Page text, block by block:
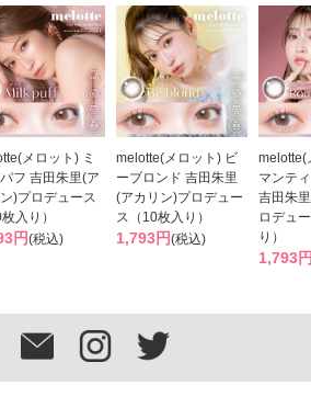
メロット) ミ
フ 吉田朱里(ア
)プロデュース
枚入り）
円(税込)
melotte(メロット) ビ
ーブロンド 吉田朱里
(アカリン)プロデュー
ス（10枚入り）
1,793円(税込)
melotte(
マンテ
吉田朱
ロデュ
り）
1,793